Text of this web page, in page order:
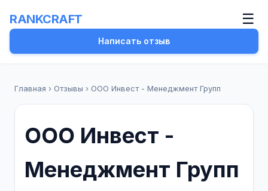
RANKCRAFT ☰
Написать отзыв
Главная › Отзывы › ООО Инвест - Менеджмент Групп
ООО Инвест -
Менеджмент Групп